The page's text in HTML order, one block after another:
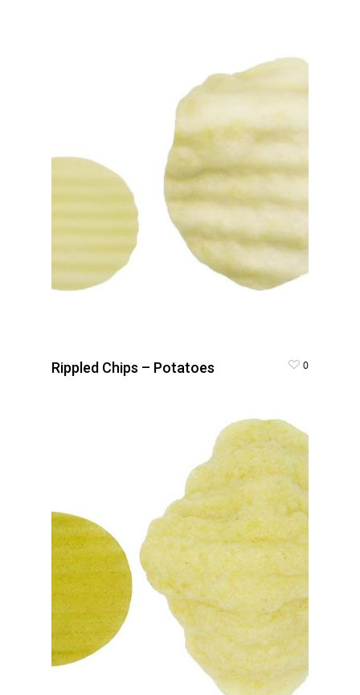
Rippled Chips – Potatoes 0